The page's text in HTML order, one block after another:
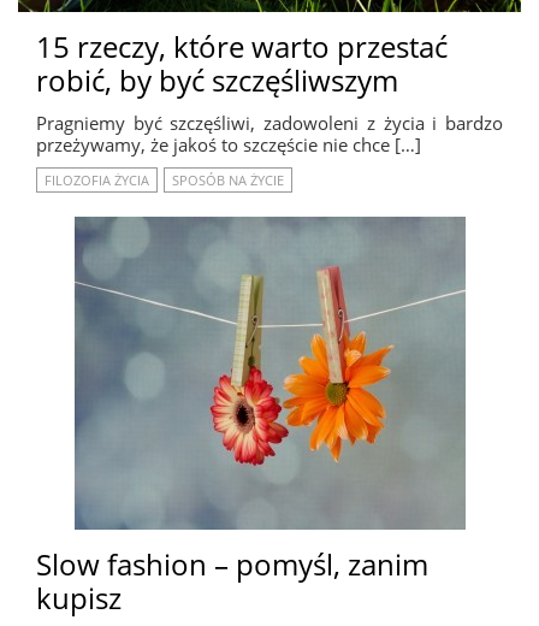
15 rzeczy, które warto przestać
robić, by być szczęśliwszym
Pragniemy być szczęśliwi, zadowoleni z życia i bardzo
przeżywamy, że jakoś to szczęście nie chce […]
FILOZOFIA ŻYCIA SPOSÓB NA ŻYCIE
Slow fashion – pomyśl, zanim
kupisz